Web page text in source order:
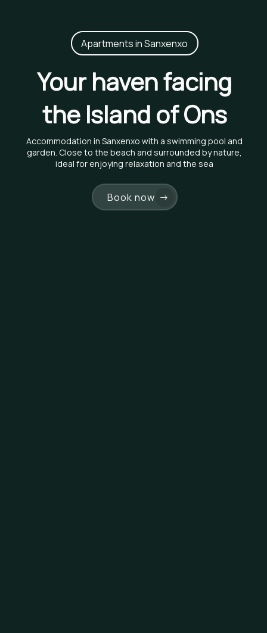
Apartments in Sanxenxo
Your haven facing
the Island of Ons
Accommodation in Sanxenxo with a swimming pool and
garden. Close to the beach and surrounded by nature,
ideal for enjoying relaxation and the sea
Book now →